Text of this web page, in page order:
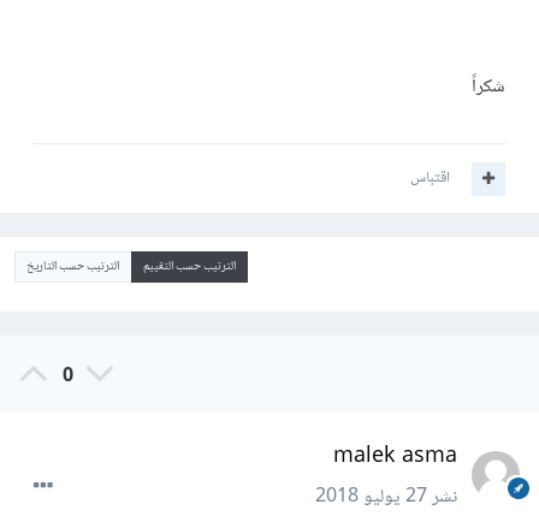
شكراً
اقتباس
الترتيب حسب التقييم الترتيب حسب التاريخ
0
malek asma
نشر27 يوليو 2018